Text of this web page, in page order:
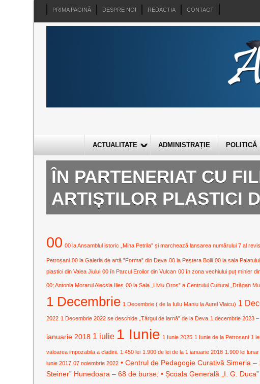
PRIMA PAGINĂ DESPRE NOI REDACTIA CONTACT
ACTUALITATE ADMINISTRAȚIE POLITICĂ
ÎN PARTENERIAT CU
ARTIȘTILOR PLASTICI
00 00 la Ansamblul istoric „Mina Petrila” și marchează lansarea numărului 7 al
Petroșani 00 la Galeria de artă ”Forma” din Deva 00 la Peștera Bolii 00 la sala
plastici din Valea Jiului 00 în Parcul Eroilor din Vulcan 00 în zona vechiului puț minier
00; Antonia Morarul Alecsia Ilieș 00 la Sala „Liviu Oros” a Centrului Cultural „Drăgan
1 Decembrie 1 Decembrie ( de la Iuliu Maniu la Aurel Vlaicu) 1
2022 1 Decembrie 2022 se deschide „Târgul de iarnă” de la Deva 1 decembrie 2023
ianuarie 2018 1 iulie 1 Iunie 1 Iunie 2025 1 Iunie de la Petroșani 1
valoarea impozabila a cladirii. 1.450 lei 1.900 de lei de la 1 ianuarie 2018 1.900 lei lunar
iunie 2017 07 noiembrie 2022 • Centrul de Pedagogie Curativă Simeria
Steiner” Hunedoara – 68 de burse; • Școala Generală „I. G.